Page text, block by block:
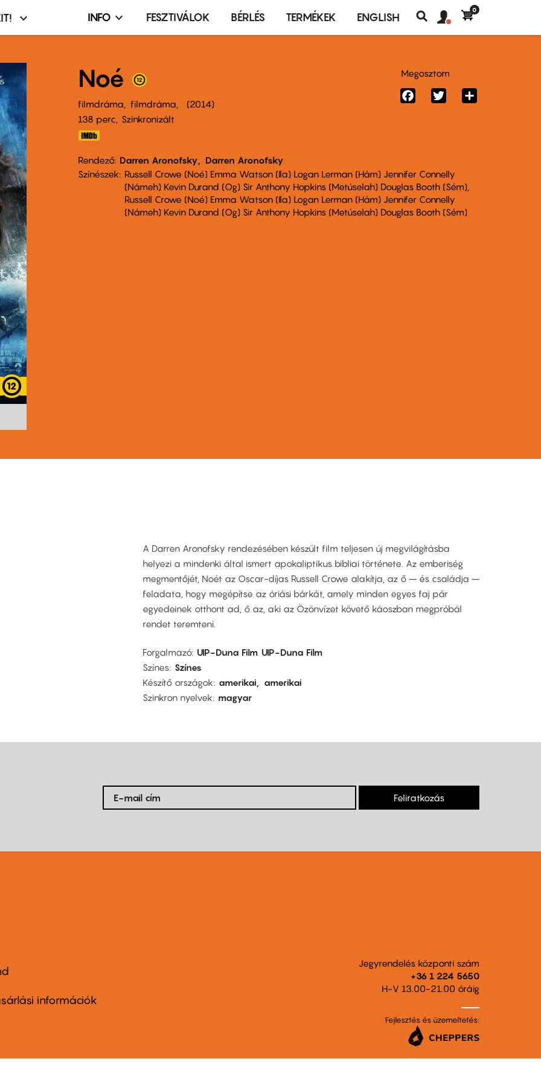
Infó,
terembérlés
menü
INFO FESZTIVÁLOK BÉRLÉS TERMÉKEK ENGLISH
Keresés
fiók
Felhasználói
0
Noé
filmdráma filmdráma
2014
138 perc,
Szinkronizált
Rendező Darren Aronofsky
Darren Aronofsky
Színészek
Russell Crowe (Noé) Emma Watson (Ila) Logan Lerman (Hám) Jennifer Connelly
(Námeh) Kevin Durand (Og) Sir Anthony Hopkins (Metúselah) Douglas Booth (Sém)
Russell Crowe (Noé) Emma Watson (Ila) Logan Lerman (Hám) Jennifer Connelly
(Námeh) Kevin Durand (Og) Sir Anthony Hopkins (Metúselah) Douglas Booth (Sém)
Megosztom
FacebookTwitter
A Darren Aronofsky rendezésében készült film teljesen új megvilágításba
helyezi a mindenki által ismert apokaliptikus bibliai története. Az emberiség
megmentőjét, Noét az Oscar-díjas Russell Crowe alakítja, az ő – és családja –
feladata, hogy megépítse az óriási bárkát, amely minden egyes faj pár
egyedeinek otthont ad, ő az, aki az Özönvízet követő káoszban megpróbál
rendet teremteni.
Forgalmazó UIP-Duna Film UIP-Duna Film
Színes Színes
Készítő országok
amerikai
amerikai
Szinkron nyelvek
magyar
Feliratkozás
információk
Jegyrendelés központi szám
+36 1 224 5650
H-V 13.00-21.00 óráig
Fejlesztés és üzemeltetés: